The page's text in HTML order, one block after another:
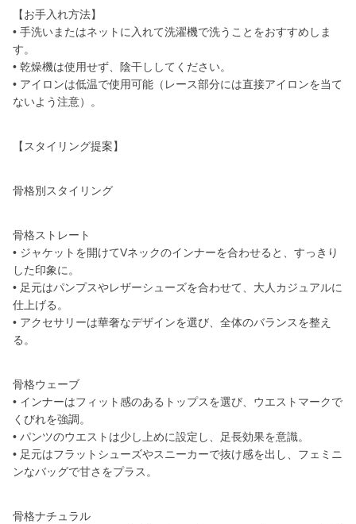
【お手入れ方法】
• 手洗いまたはネットに入れて洗濯機で洗うことをおすすめしま
す。
• 乾燥機は使用せず、陰干ししてください。
• アイロンは低温で使用可能（レース部分には直接アイロンを当て
ないよう注意）。
【スタイリング提案】
骨格別スタイリング
骨格ストレート
• ジャケットを開けてVネックのインナーを合わせると、すっきり
した印象に。
• 足元はパンプスやレザーシューズを合わせて、大人カジュアルに
仕上げる。
• アクセサリーは華奢なデザインを選び、全体のバランスを整え
る。
骨格ウェーブ
• インナーはフィット感のあるトップスを選び、ウエストマークで
くびれを強調。
• パンツのウエストは少し上めに設定し、足長効果を意識。
• 足元はフラットシューズやスニーカーで抜け感を出し、フェミニ
ンなバッグで甘さをプラス。
骨格ナチュラル